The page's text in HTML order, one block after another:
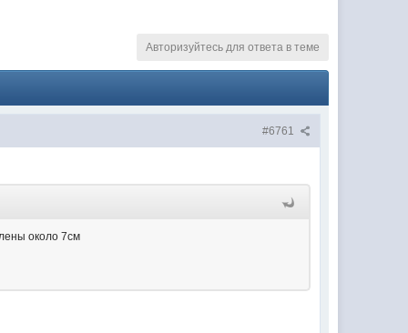
Авторизуйтесь для ответа в теме
#6761
около 7см